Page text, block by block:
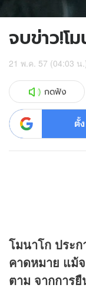
จบข่าว!โม
21 พ.ค. 57 (04:03 น
กดฟัง
ตั้
โมนาโก ประ
คาดหมาย แม้
ตาม จากการ